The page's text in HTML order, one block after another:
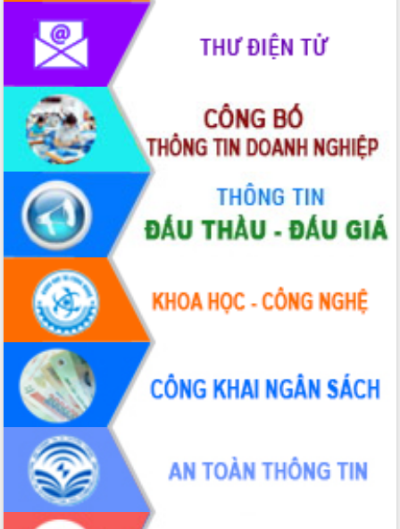
Nâng cao hiệu lực, hiệu quả HĐND
tỉnh thông qua hiện đại hóa hành chính
Xã Ea Phê gắn cải cách hành chính với
chuyển đổi số
Phó Chủ tịch Thường trực UBND tỉnh
Hồ Thị Nguyên Thảo làm việc tại Trung
tâm Phục vụ hành chính công xã Ea
Phê
Xây dựng nền hành chính số đồng
hành cùng nông dân dân, doanh nghiệp
Giai đoạn 2026-2030, Đắk Lắk phấn
đấu có 77% xã đạt chuẩn nông thôn
Chuyển đổi số 'mở đường' cho nông
nghiệp Đắk Lắk tăng trưởng bứt phá
Triển khai đồng bộ đo đạc, lập hồ sơ
địa chính, hoàn thiện cơ sở dữ liệu đất
đai
Ứng dụng sinh trắc học - Bước tiến
trong hành trình chuyển đổi số tại Đắk
Lắk
Đắk Lắk nâng cao hiệu quả công tác
Đảng từ Sổ tay đảng viên điện tử
Đắk Lắk đẩy mạnh nuôi biển công
nghệ, hướng tới phát triển thủy sản
bền vững